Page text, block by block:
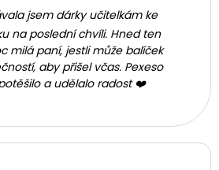
jsem dárky učitelkám ke
na poslední chvíli. Hned ten
milá paní, jestli může balíček
aby přišel včas. Pexeso
a udělalo radost ❤️